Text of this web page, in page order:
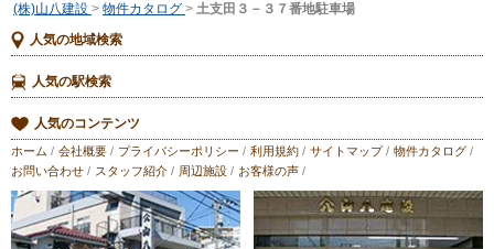
(株)山八建設 > 物件カタログ > 土支田３－３７番地駐車場
人気の地域検索
人気の駅検索
人気のコンテンツ
ホーム / 会社概要 / プライバシーポリシー / 利用規約 / サイトマップ/ 物件カタログ /
お問い合わせ / スタッフ紹介 / 周辺施設 / お客様の声 /